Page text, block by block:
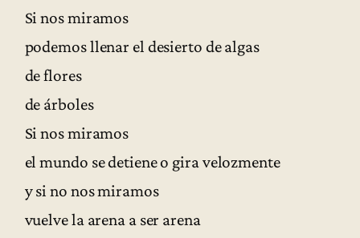
Si nos miramos
podemos llenar el desierto de algas
de flores
de árboles
Si nos miramos
el mundo se detiene o gira velozmente
y si no nos miramos
vuelve la arena a ser arena